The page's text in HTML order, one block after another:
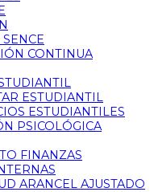
SENCE
CONTINUA
ESTUDIANTIL
ESTUDIANTILES
PSICOLÓGICA
FINANZAS
ARANCEL AJUSTADO